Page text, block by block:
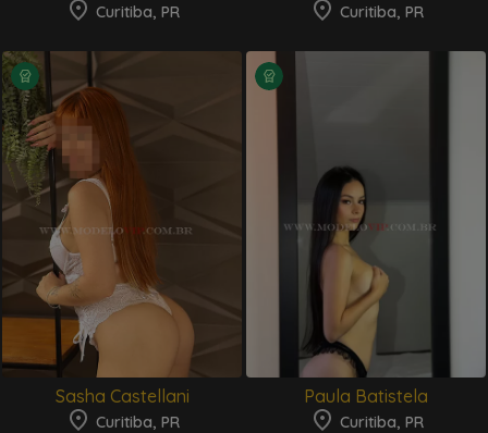
Curitiba, PR Curitiba, PR
Sasha Castellani
Curitiba, PR
Paula Batistela
Curitiba, PR